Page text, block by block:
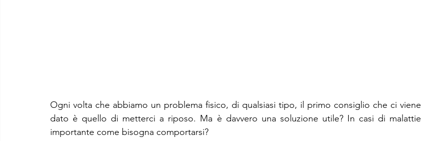
Ogni volta che abbiamo un problema fisico, di qualsiasi tipo, il primo consiglio che ci viene
dato è quello di metterci a riposo. Ma è davvero una soluzione utile? In casi di malattie
importante come bisogna comportarsi?